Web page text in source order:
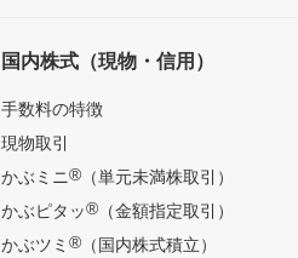
国内株式（現物・信用）
手数料の特徴
現物取引
かぶミニ®（単元未満株取引）
かぶピタッ®（金額指定取引）
かぶツミ ®（国内株式積立）